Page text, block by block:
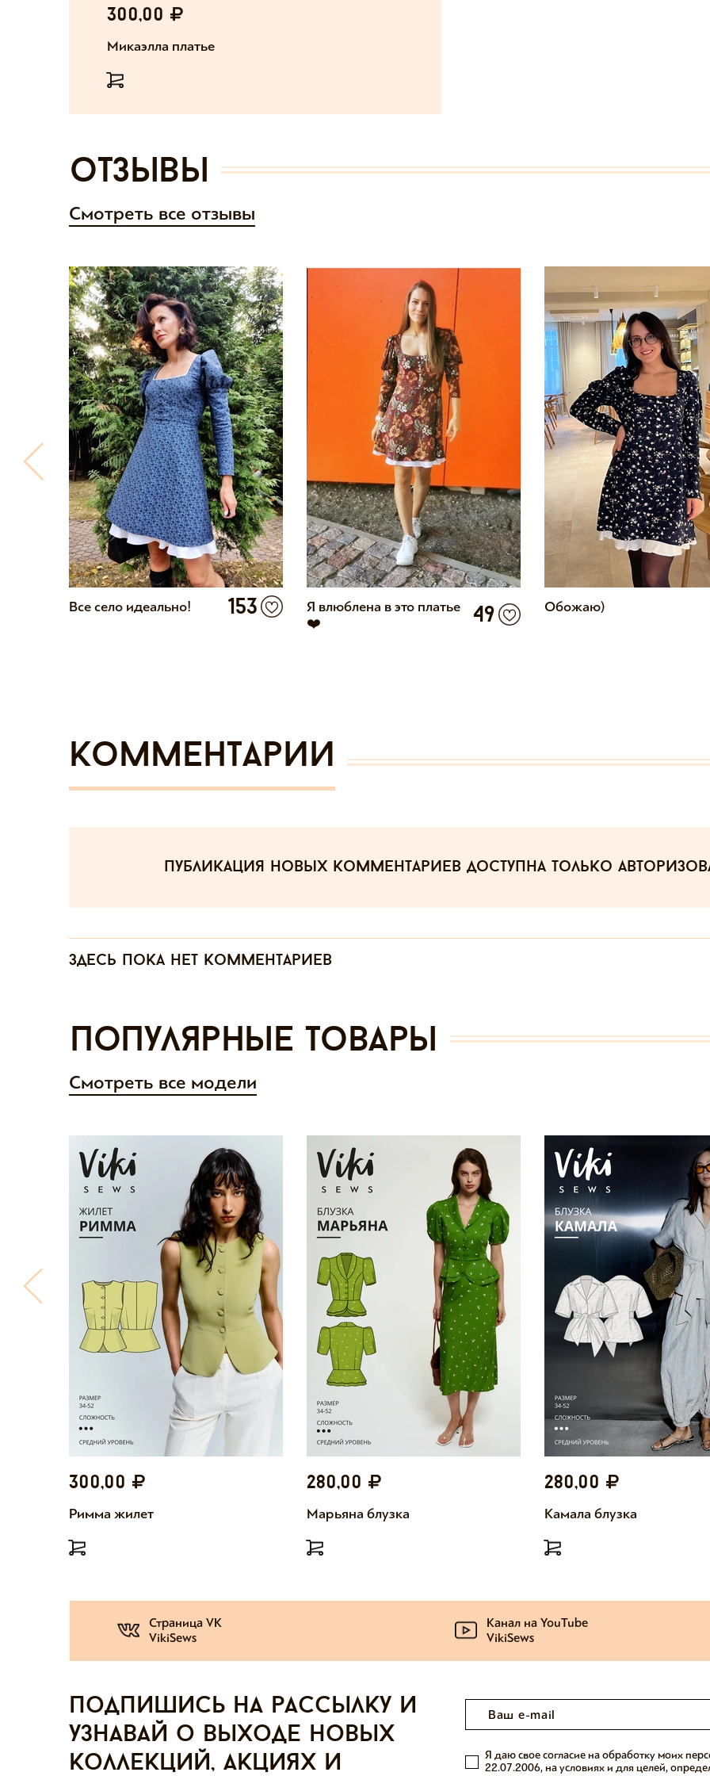
300,00
Микаэлла платье
отзывы
Смотреть все отзывы
Все село идеально! 153
Я влюблена в это платье
❤️
49 Обожаю)
Комментарии
публикация новых комментариев доступна только
Здесь пока нет комментариев
Популярные товары
Смотреть все модели
300,00
Римма жилет
280,00
Марьяна блузка
280,00
Камала блузка
Страница VK
VikiSews
Канал на YouTube
VikiSews
Подпишись на рассылку и
узнавай о выходе новых
коллекций, акциях и
Я даю свое согласие на обработку моих
22.07.2006, на условиях и для целей,